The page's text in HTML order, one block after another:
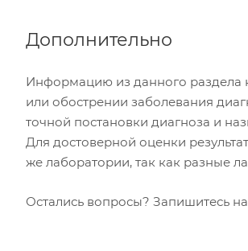
Дополнительно
Информацию из данного раздела
или обострении заболевания
точной постановки диагноза и
Для достоверной оценки
же лаборатории, так как разные
Остались вопросы? Запишитесь